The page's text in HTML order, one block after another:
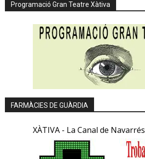
Programació Gran Teatre Xàtiva
FARMÀCIES DE GUÀRDIA
XÀTIVA - La Canal de Navarrés